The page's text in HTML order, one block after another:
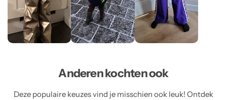
Anderen kochten ook
Deze populaire keuzes vind je misschien ook leuk! Ontdek